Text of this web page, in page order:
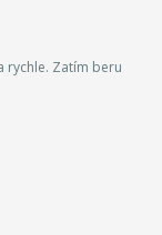
rychle. Zatím beru